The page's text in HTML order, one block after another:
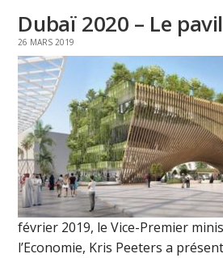
Dubaï 2020 – Le
26 MARS 2019
février 2019, le Vice-Premier
l’Economie, Kris Peeters a